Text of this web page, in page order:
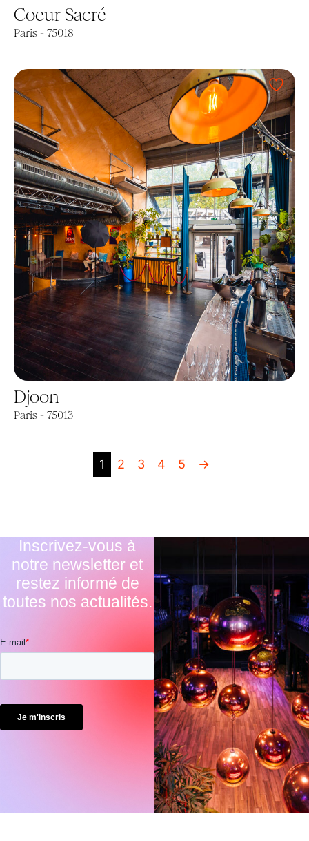
Coeur Sacré
Paris - 75018
Djoon
Paris - 75013
1 2 3 4 5 →
Inscrivez-vous à
notre newsletter et
restez informé de
toutes nos actualités.